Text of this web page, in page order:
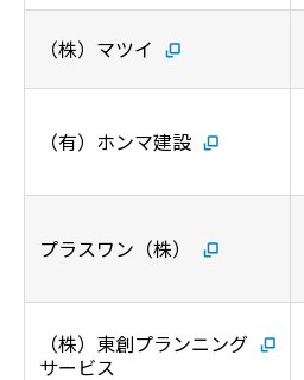
（株）マツイ
（有）ホンマ建設
プラスワン（株）
（株）東創プランニング
サービス